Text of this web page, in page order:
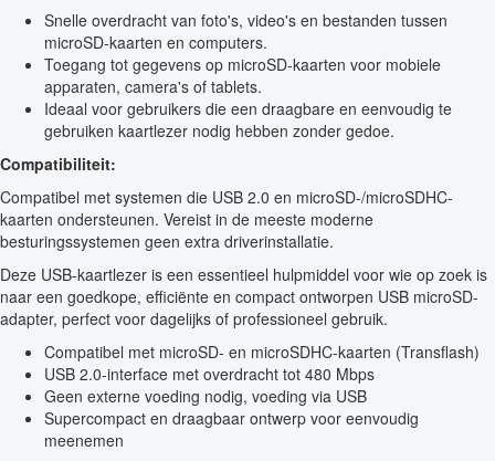
Snelle overdracht van foto's, video's en bestanden tussen
microSD-kaarten en computers.
Toegang tot gegevens op microSD-kaarten voor mobiele
apparaten, camera's of tablets.
Ideaal voor gebruikers die een draagbare en eenvoudig te
gebruiken kaartlezer nodig hebben zonder gedoe.
Compatibiliteit:
Compatibel met systemen die USB 2.0 en microSD-/microSDHC-
kaarten ondersteunen. Vereist in de meeste moderne
besturingssystemen geen extra driverinstallatie.
Deze USB-kaartlezer is een essentieel hulpmiddel voor wie op zoek is
naar een goedkope, efficiënte en compact ontworpen USB microSD-
adapter, perfect voor dagelijks of professioneel gebruik.
Compatibel met microSD- en microSDHC-kaarten (Transflash)
USB 2.0-interface met overdracht tot 480 Mbps
Geen externe voeding nodig, voeding via USB
Supercompact en draagbaar ontwerp voor eenvoudig
meenemen